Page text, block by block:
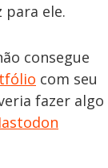
para ele.
consegue
com seu
fazer algo